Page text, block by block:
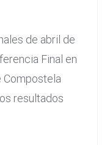
de abril de
Final en
Compostela
resultados